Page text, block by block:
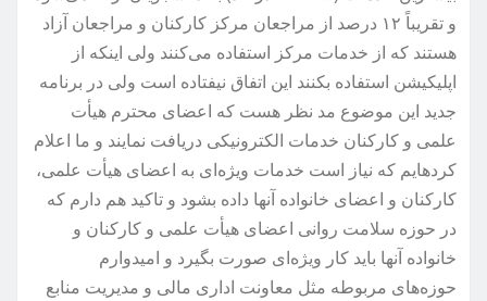
و تقریباً ۱۲ درصد از مراجعان مرکز کارکنان و مراجعان آزاد
هستند که از خدمات مرکز استفاده می‌کنند ولی اینکه از
اپلیکیشن استفاده بکنند این اتفاق نیفتاده است ولی در برنامه
جدید این موضوع مد نظر هست که اعضای محترم هیأت
علمی و کارکنان خدمات الکترونیکی دریافت نمایند و ما اعلام
کردهایم که نیاز است خدمات ویژه‌ای به اعضای هیأت علمی،
کارکنان و اعضای خانواده آنها داده بشود و تاکید هم دارم که
در حوزه سلامت روانی اعضای هیأت علمی و کارکنان و
خانواده آنها باید کار ویژه‌ای صورت بگیرد و امیدوارم
حوزه‌های مربوطه مثل معاونت اداری مالی و مدیریت منابع